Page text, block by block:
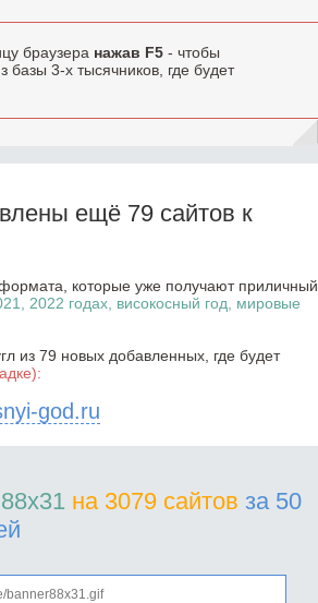
браузера нажав F5- чтобы
3-х тысячников, где будет
ещё 79 сайтов к
которые уже получают приличный
2022 годах, високосный год, мировые
из 79 новых добавленных, где будет
god.ru
88x31 на 3079 сайтов за 50